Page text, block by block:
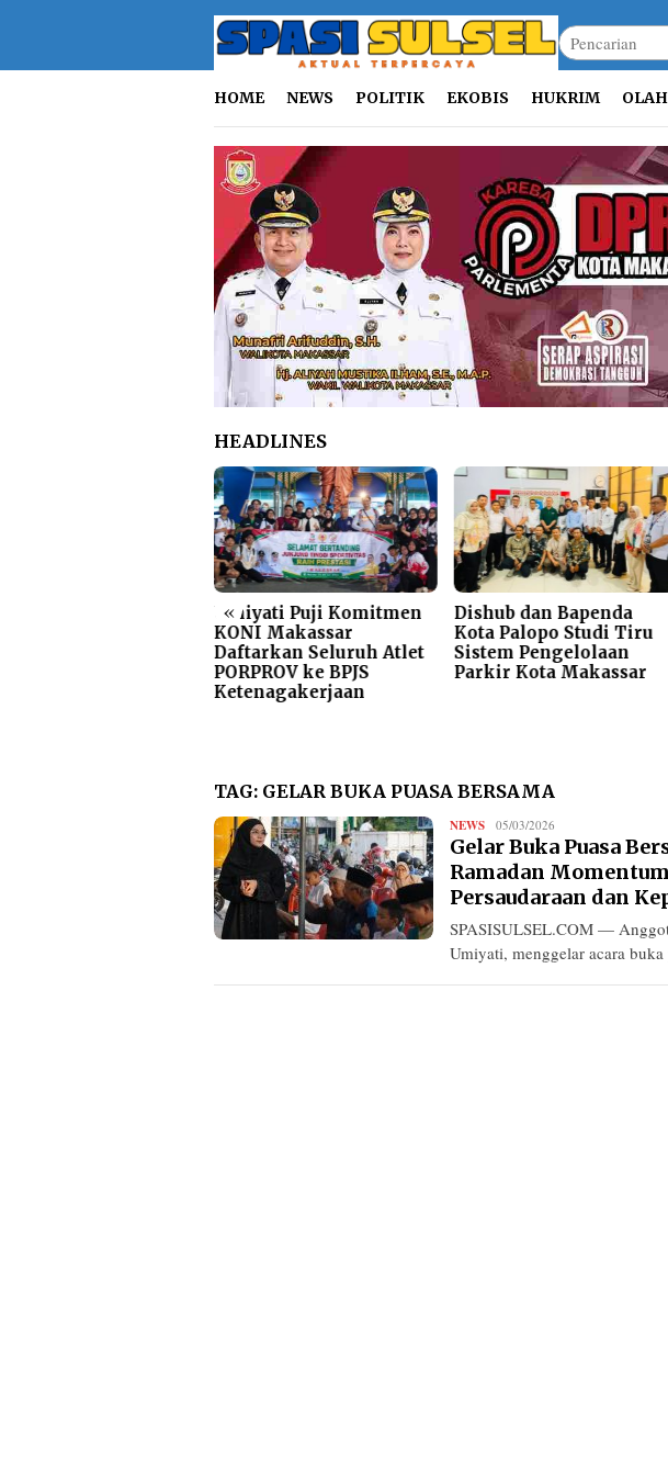
HOME NEWS POLITIK EKOBIS HUKRIM
HEADLINES
«
Umiyati Puji Komitmen
KONI Makassar
Daftarkan Seluruh Atlet
PORPROV ke BPJS
Ketenagakerjaan
Dishub dan Bapenda
Kota Palopo Studi Tiru
Sistem Pengelolaan
Parkir Kota Makassar
TAG: GELAR BUKA PUASA BERSAMA
NEWS Redaksi
05/03/2026
Gelar Buka Puasa
Ramadan
Persaudaraan dan
SPASISULSEL.COM —
Umiyati, menggelar acara